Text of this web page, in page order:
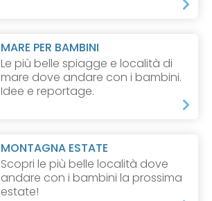
MARE PER BAMBINI
Le più belle spiagge e località di
mare dove andare con i bambini.
Idee e reportage.
MONTAGNA ESTATE
Scopri le più belle località dove
andare con i bambini la prossima
estate!